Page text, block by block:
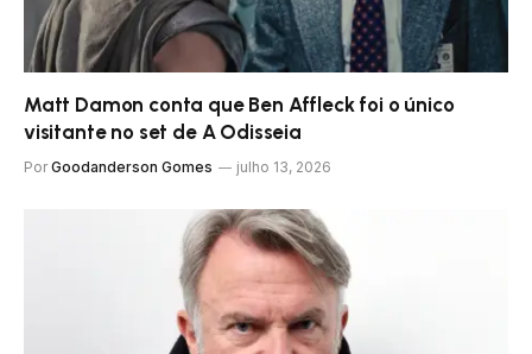
Matt Damon conta que Ben Affleck foi o único
visitante no set de A Odisseia
Por Goodanderson Gomes julho 13, 2026